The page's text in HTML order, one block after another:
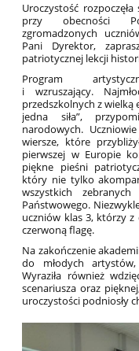
Uroczystość
przy obecności
zgromadzonych
Pani Dyrektor,
patriotycznej lekcji
Program
i wzruszający.
przedszkolnych z wielką
jedna siła”,
narodowych.
wiersze, które
pierwszej w Europie
piękne pieśni
który nie tylko
wszystkich
Państwowego.
uczniów klas 3, którzy
czerwoną flagę.
Na zakończenie
do młodych
Wyraziła również
scenariusza oraz
uroczystości podniosły